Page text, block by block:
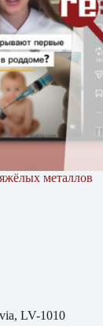
металлов
LV-1010